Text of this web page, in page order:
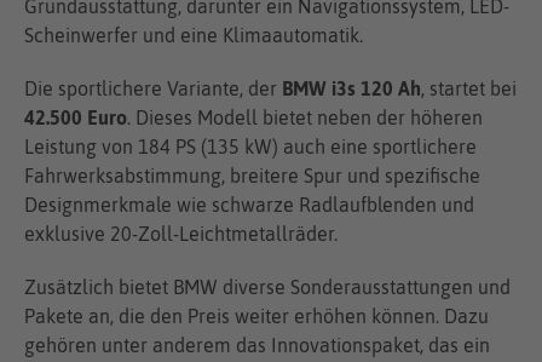
Grundausstattung, darunter ein Navigationssystem, LED-
Scheinwerfer und eine Klimaautomatik.
Die sportlichere Variante, der BMW i3s 120 Ah, startet bei
42.500 Euro. Dieses Modell bietet neben der höheren
Leistung von 184 PS (135 kW) auch eine sportlichere
Fahrwerksabstimmung, breitere Spur und spezifische
Designmerkmale wie schwarze Radlaufblenden und
exklusive 20-Zoll-Leichtmetallräder.
Zusätzlich bietet BMW diverse Sonderausstattungen und
Pakete an, die den Preis weiter erhöhen können. Dazu
gehören unter anderem das Innovationspaket, das ein